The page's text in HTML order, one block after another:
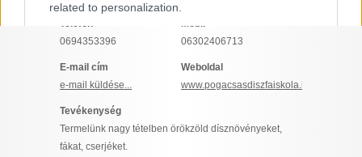
related to personalization.
I want to allow Google to enable storage
functionality and fraud prevention, and other
user protection.
Telefon
0694353396
Mobil
06302406713
E-mail cím
e-mail küldése...
Weboldal
www.pogacsasdiszfaiskola.hu
Tevékenység
Termelünk nagy tételben örökzöld dísznövényeket,
fákat, cserjéket.